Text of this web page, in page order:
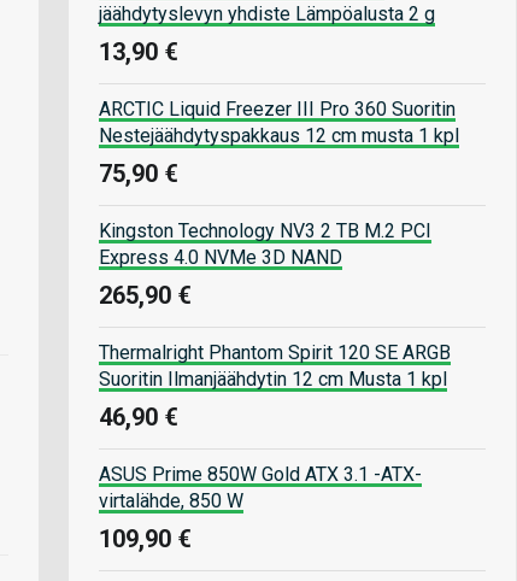
jäähdytyslevyn yhdiste Lämpöalusta 2 g
13,90 €
ARCTIC Liquid Freezer III Pro 360 Suoritin
Nestejäähdytyspakkaus 12 cm musta 1 kpl
75,90 €
Kingston Technology NV3 2 TB M.2 PCI
Express 4.0 NVMe 3D NAND
265,90 €
Thermalright Phantom Spirit 120 SE ARGB
Suoritin Ilmanjäähdytin 12 cm Musta 1 kpl
46,90 €
ASUS Prime 850W Gold ATX 3.1 -ATX-
virtalähde, 850 W
109,90 €